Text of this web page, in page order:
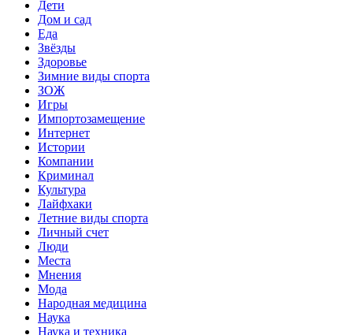
Дети
Дом и сад
Еда
Звёзды
Здоровье
Зимние виды спорта
ЗОЖ
Игры
Импортозамещение
Интернет
Истории
Компании
Криминал
Культура
Лайфхаки
Летние виды спорта
Личный счет
Люди
Места
Мнения
Мода
Народная медицина
Наука
Наука и техника